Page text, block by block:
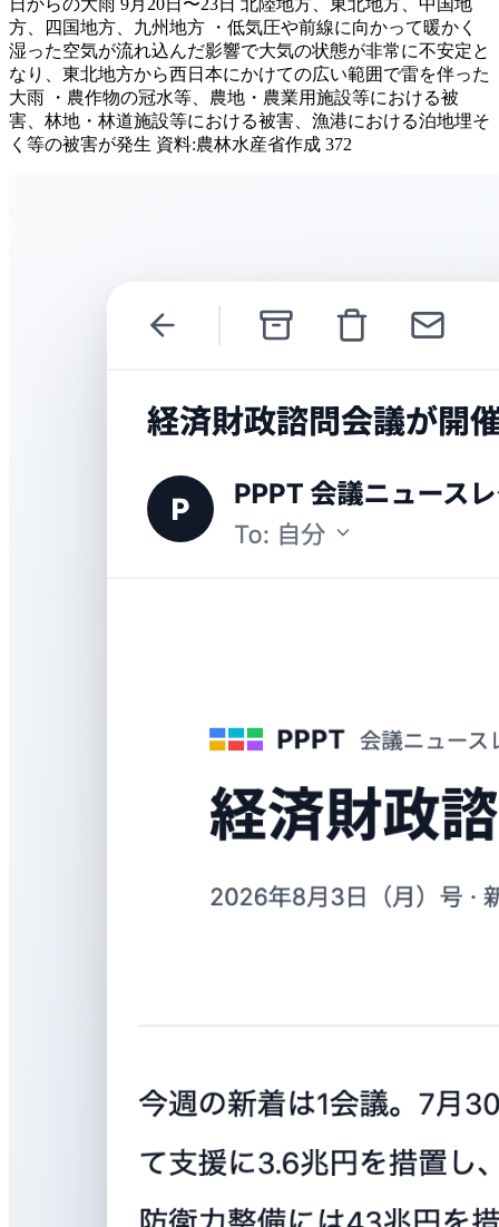
方、四国地方、九州地方 ・低気圧や前線に向かって暖かく
湿った空気が流れ込んだ影響で大気の状態が非常に不安定と
なり、東北地方から西日本にかけての広い範囲で雷を伴った
大雨 ・農作物の冠水等、農地・農業用施設等における被
害、林地・林道施設等における被害、漁港における泊地埋そ
く等の被害が発生 資料:農林水産省作成 372